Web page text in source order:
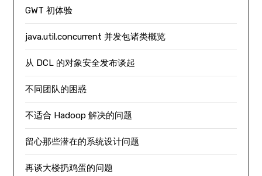
GWT 初体验
java.util.concurrent 并发包诸类概览
从 DCL 的对象安全发布谈起
不同团队的困惑
不适合 Hadoop 解决的问题
留心那些潜在的系统设计问题
再谈大楼扔鸡蛋的问题